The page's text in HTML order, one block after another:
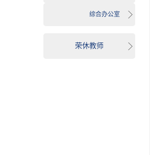
综合办公室
荣休教师